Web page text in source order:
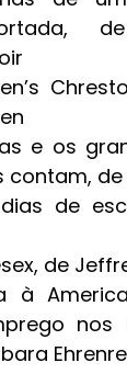
e os
contam, de
de
de
à
nos